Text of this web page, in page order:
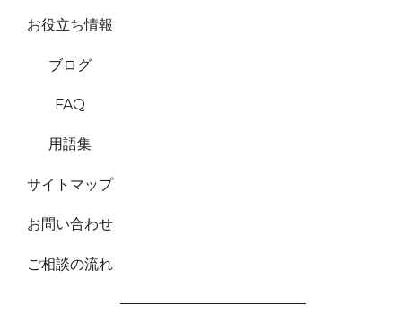
お役立ち情報
ブログ
FAQ
用語集
サイトマップ
お問い合わせ
ご相談の流れ